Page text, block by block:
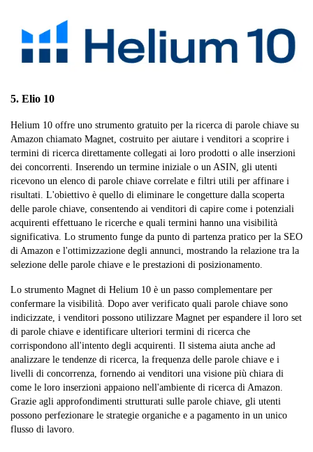
5. Elio 10
Helium 10 offre uno strumento gratuito per la ricerca di parole chiave su
Amazon chiamato Magnet, costruito per aiutare i venditori a scoprire i
termini di ricerca direttamente collegati ai loro prodotti o alle inserzioni
dei concorrenti. Inserendo un termine iniziale o un ASIN, gli utenti
ricevono un elenco di parole chiave correlate e filtri utili per affinare i
risultati. L'obiettivo è quello di eliminare le congetture dalla scoperta
delle parole chiave, consentendo ai venditori di capire come i potenziali
acquirenti effettuano le ricerche e quali termini hanno una visibilità
significativa. Lo strumento funge da punto di partenza pratico per la SEO
di Amazon e l'ottimizzazione degli annunci, mostrando la relazione tra la
selezione delle parole chiave e le prestazioni di posizionamento.
Lo strumento Magnet di Helium 10 è un passo complementare per
confermare la visibilità. Dopo aver verificato quali parole chiave sono
indicizzate, i venditori possono utilizzare Magnet per espandere il loro set
di parole chiave e identificare ulteriori termini di ricerca che
corrispondono all'intento degli acquirenti. Il sistema aiuta anche ad
analizzare le tendenze di ricerca, la frequenza delle parole chiave e i
livelli di concorrenza, fornendo ai venditori una visione più chiara di
come le loro inserzioni appaiono nell'ambiente di ricerca di Amazon.
Grazie agli approfondimenti strutturati sulle parole chiave, gli utenti
possono perfezionare le strategie organiche e a pagamento in un unico
flusso di lavoro.